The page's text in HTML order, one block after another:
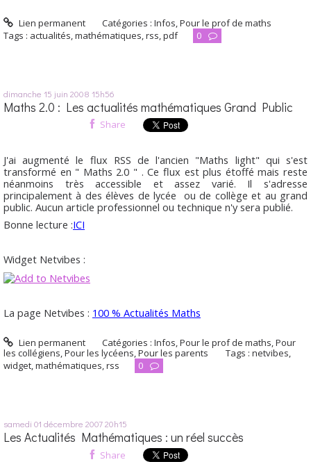
Lien permanent Catégories :Infos,Pour le prof de maths
Tags : actualités,mathématiques,rss,pdf 0
dimanche 15 juin 2008 15h56
Maths 2.0 : Les actualités mathématiques Grand Public
Share
J'ai augmenté le flux RSS de l'ancien "Maths light" qui s'est
transformé en " Maths 2.0 " . Ce flux est plus étoffé mais reste
néanmoins très accessible et assez varié. Il s'adresse
principalement à des élèves de lycée ou de collège et au grand
public. Aucun article professionnel ou technique n'y sera publié.
Bonne lecture :ICI
Widget Netvibes :
La page Netvibes : 100 % Actualités Maths
Lien permanent Catégories :Infos,Pour le prof de maths,Pour
les collégiens,Pour les lycéens,Pour les parents Tags : netvibes,
widget,mathématiques,rss 0
samedi 01 décembre 200720h15
Les Actualités Mathématiques : un réel succès
Share